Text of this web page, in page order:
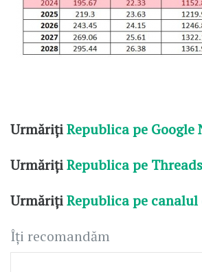
UrmărițiRepublica pe Google
UrmărițiRepublica pe Threads
UrmărițiRepublica pe
Îți recomandăm